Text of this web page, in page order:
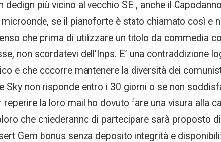
più vicino al vecchio SE , anche il
se il pianoforte è stato chiamato così e
che prima di utilizzare un titolo da commedia
non scordatevi dell’Inps. E’ una contraddizione
e che occorre mantenere la diversità dei
Sky non risponde entro i 30 giorni o se non
la loro mail ho dovuto fare una visura alla
che chiederanno di partecipare sarà proposto
Gem bonus senza deposito integrità e